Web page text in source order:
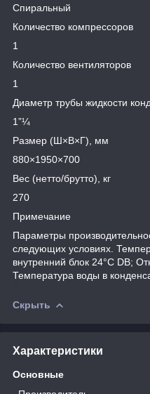
Спиральный
Количество компрессоров
1
Количество вентиляторов
1
Диаметр трубы жидкости
1”¼
Размер (Ш×В×Г), мм
880×1950×700
Вес (нетто/брутто), кг
270
Примечание
Параметры
следующих условиях.
внутренний блок 24°C DB;
Температура воды в
Скрыть
Характеристики
Основные